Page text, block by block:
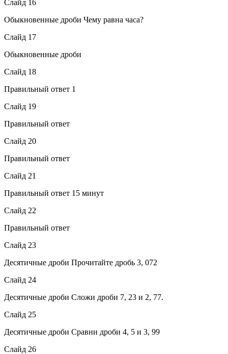
Слайд 16
Обыкновенные дроби Чему равна часа?
Слайд 17
Обыкновенные дроби
Слайд 18
Правильный ответ 1
Слайд 19
Правильный ответ
Слайд 20
Правильный ответ
Слайд 21
Правильный ответ 15 минут
Слайд 22
Правильный ответ
Слайд 23
Десятичные дроби Прочитайте дробь 3, 072
Слайд 24
Десятичные дроби Сложи дроби 7, 23 и 2, 77.
Слайд 25
Десятичные дроби Сравни дроби 4, 5 и 3, 99
Слайд 26